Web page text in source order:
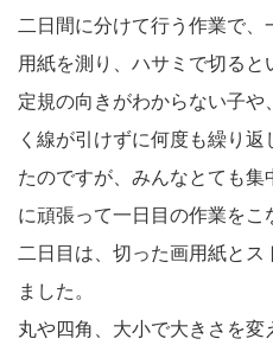
二日間に分けて行う作業で
用紙を測り、ハサミで切ると
定規の向きがわからない子や
く線が引けずに何度も繰り
たのですが、みんなとても
に頑張って一日目の作業をこ
二日目は、切った画用紙と
ました。
丸や四角、大小で大きさを